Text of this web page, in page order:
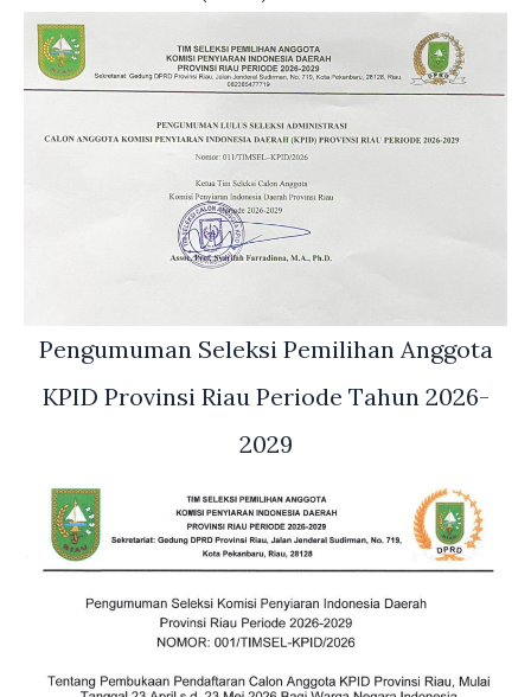
Pengumuman Seleksi Pemilihan Anggota
KPID Provinsi Riau Periode Tahun 2026-
2029